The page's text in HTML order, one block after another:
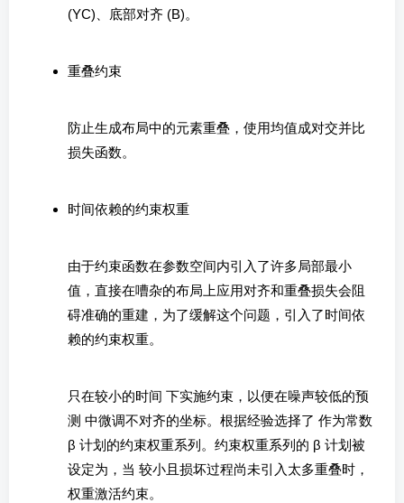
(YC)、底部对齐 (B)。
重叠约束
防止生成布局中的元素重叠，使用均值成对交并比
损失函数。
时间依赖的约束权重
由于约束函数在参数空间内引入了许多局部最小
值，直接在嘈杂的布局上应用对齐和重叠损失会阻
碍准确的重建，为了缓解这个问题，引入了时间依
赖的约束权重。
只在较小的时间 下实施约束，以便在噪声较低的预
测 中微调不对齐的坐标。根据经验选择了 作为常数
β 计划的约束权重系列。约束权重系列的 β 计划被
设定为，当 较小且损坏过程尚未引入太多重叠时，
权重激活约束。